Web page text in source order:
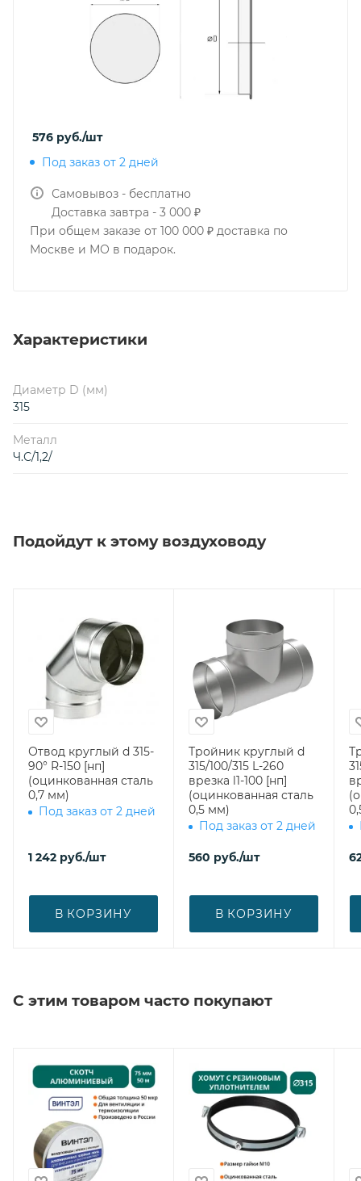
576 руб./шт
Под заказ от 2 дней
Самовывоз - бесплатно
Доставка завтра - 3 000 ₽
При общем заказе от 100 000 ₽ доставка по
Москве и МО в подарок.
Характеристики
Диаметр D (мм)
315
Металл
Ч.С/1,2/
Подойдут к этому воздуховоду
Отвод круглый d 315-
90° R-150 [нп]
(оцинкованная сталь
0,7 мм)
Под заказ от 2 дней
1 242 руб./шт
В КОРЗИНУ
Тройник круглый d
315/100/315 L-260
врезка l1-100 [нп]
(оцинкованная сталь
0,5 мм)
Под заказ от 2 дней
560 руб./шт
В КОРЗИНУ
С этим товаром часто покупают